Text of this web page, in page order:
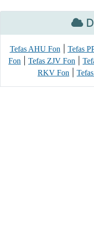
Tefas AHU Fon| Tefas
Fon
Tefas ZJV Fon
RKV Fon